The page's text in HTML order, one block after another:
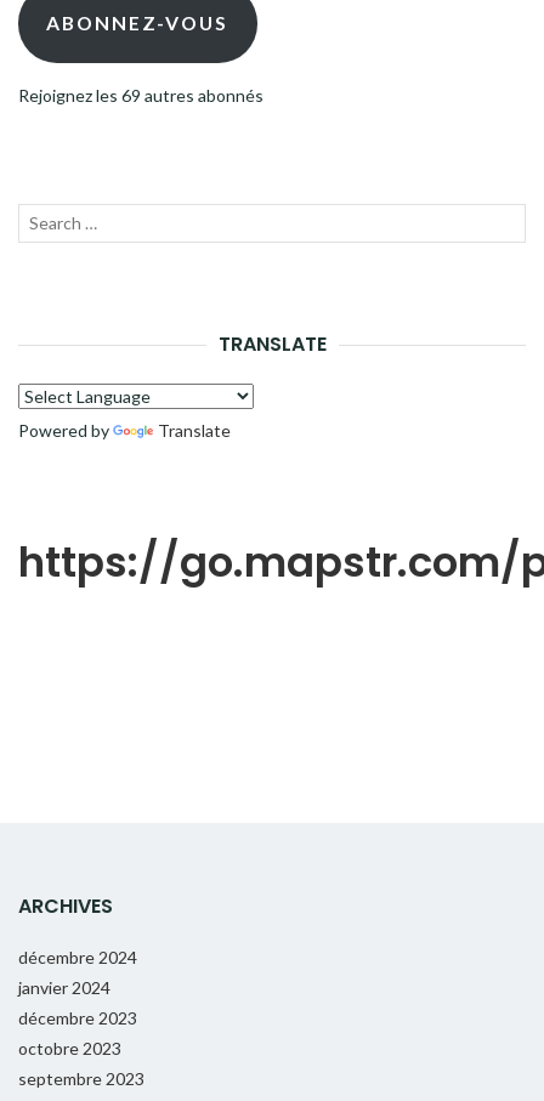
mail ABONNEZ-VOUS
Rejoignez les 69 autres abonnés
Recherche
TRANSLATE
Powered by Translate
https://go.mapstr.com/
ARCHIVES
décembre 2024
janvier 2024
décembre 2023
octobre 2023
septembre 2023